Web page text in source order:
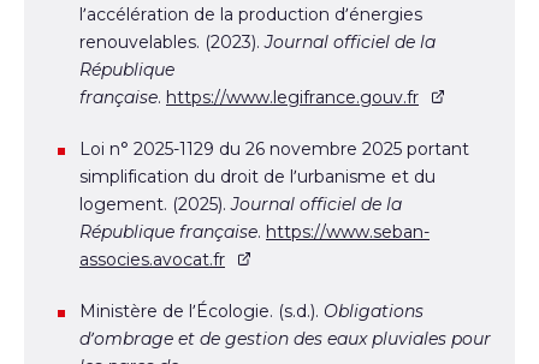
l’accélération de la production d’énergies
renouvelables. (2023).Journal officiel de la
République
française. https://www.legifrance.gouv.fr
Loi n° 2025-1129 du 26 novembre 2025 portant
simplification du droit de l’urbanisme et du
logement. (2025).Journal officiel de la
République française. https://www.seban-
associes.avocat.fr
Ministère de l’Écologie. (s.d.). Obligations
d’ombrage et de gestion des eaux pluviales pour